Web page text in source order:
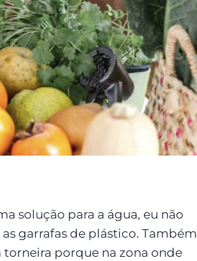
solução para a água, eu não
garrafas de plástico. Também
porque na zona onde